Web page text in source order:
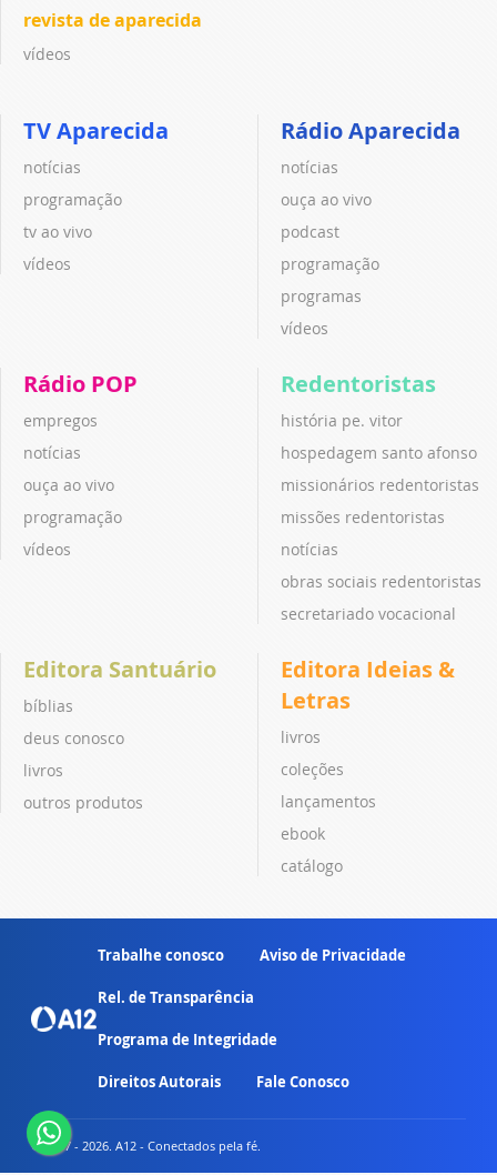
revista de aparecida
vídeos
TV Aparecida
notícias
programação
tv ao vivo
vídeos
Rádio Aparecida
notícias
ouça ao vivo
podcast
programação
programas
vídeos
Rádio POP
empregos
notícias
ouça ao vivo
programação
vídeos
Redentoristas
história pe. vitor
hospedagem santo afonso
missionários redentoristas
missões redentoristas
notícias
obras sociais redentoristas
secretariado vocacional
Editora Santuário
bíblias
deus conosco
livros
outros produtos
Editora Ideias &
Letras
livros
coleções
lançamentos
ebook
catálogo
Trabalhe conosco Aviso de Privacidade
Rel. de Transparência
Programa de Integridade
Direitos Autorais Fale Conosco
© 2007 - 2026. A12 - Conectados pela fé.